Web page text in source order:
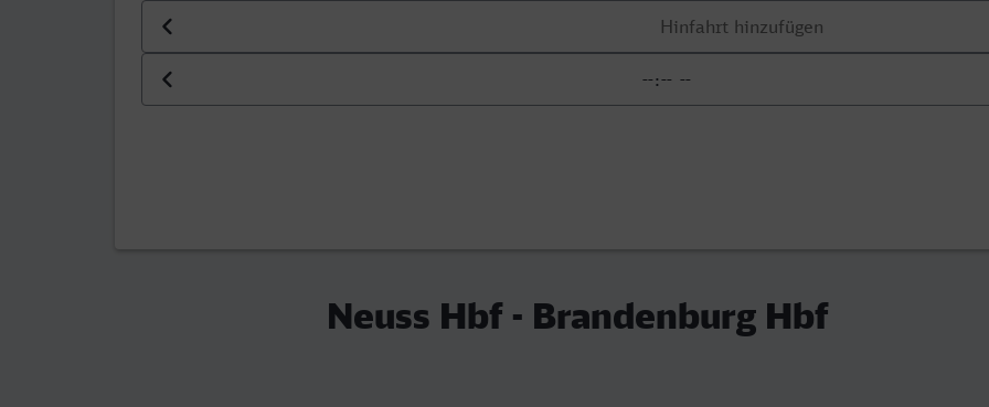
Datum der Hinfahrt
Uhrzeit der Hinfahrt
Neuss Hbf - Brandenburg Hbf